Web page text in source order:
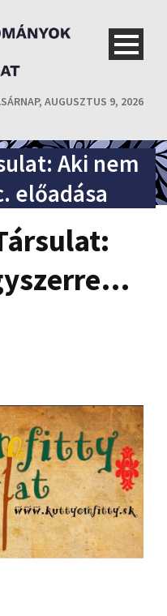
AUGUSZTUS 9, 2026
Aki nem
előadása